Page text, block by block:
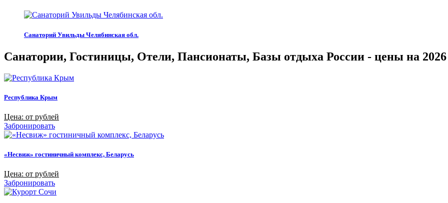
Санаторий Увильды Челябинская обл.
Санатории, Гостиницы, Отели, Пансионаты, Базы отдыха России - цены на 2026
Республика Крым
Цена: от рублей
Забронировать
«Несвиж» гостиничный комплекс, Беларусь
Цена: от рублей
Забронировать